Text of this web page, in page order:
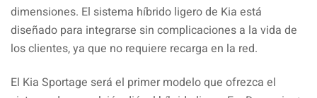
dimensiones. El sistema híbrido ligero de Kia está
diseñado para integrarse sin complicaciones a la vida de
los clientes, ya que no requiere recarga en la red.
El Kia Sportage será el primer modelo que ofrezca el